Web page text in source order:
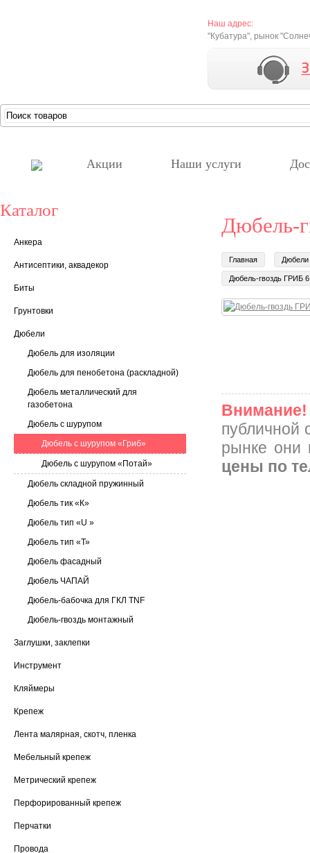
Наш адрес:
"Кубатура", рынок
Акции Наши услуги
Дюбель-
Главная Дюбели
Дюбель-гвоздь ГРИБ
Внимание!
публичной
рынке они
цены по
Каталог
Анкера
Антисептики, аквадекор
Биты
Грунтовки
Дюбели
Дюбель для изоляции
Дюбель для пенобетона (раскладной)
Дюбель металлический для
газобетона
Дюбель с шурупом
Дюбель с шурупом «Гриб»
Дюбель с шурупом «Потай»
Дюбель складной пружинный
Дюбель тик «К»
Дюбель тип «U »
Дюбель тип «Т»
Дюбель фасадный
Дюбель ЧАПАЙ
Дюбель-бабочка для ГКЛ TNF
Дюбель-гвоздь монтажный
Заглушки, заклепки
Инструмент
Кляймеры
Крепеж
Лента малярная, скотч, пленка
Мебельный крепеж
Метрический крепеж
Перфорированный крепеж
Перчатки
Провода